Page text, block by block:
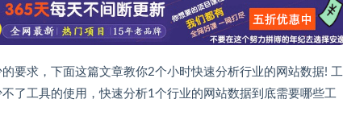
要求，下面这篇文章教你2个小时快速分析行业的网站数据! 工
了工具的使用，快速分析1个行业的网站数据到底需要哪些工